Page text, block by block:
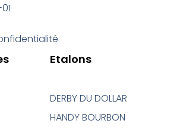
Etalons
DERBY DU DOLLAR
HANDY BOURBON